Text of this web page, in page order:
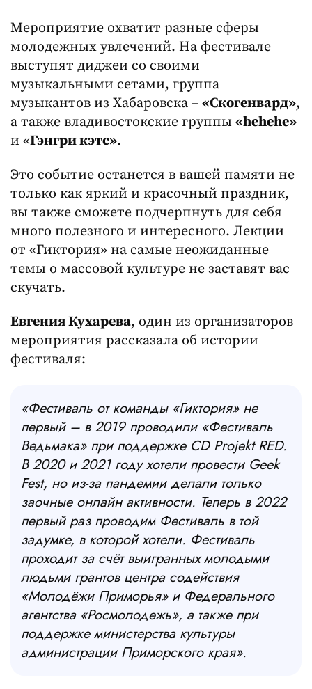
Мероприятие охватит разные сферы
молодежных увлечений. На фестивале
выступят диджеи со своими
музыкальными сетами, группа
музыкантов из Хабаровска – «Скогенвард»,
а также владивостокские группы «hehehe»
и «Гэнгри кэтс».
Это событие останется в вашей памяти не
только как яркий и красочный праздник,
вы также сможете подчерпнуть для себя
много полезного и интересного. Лекции
от «Гиктория» на самые неожиданные
темы о массовой культуре не заставят вас
скучать.
Евгения Кухарева, один из организаторов
мероприятия рассказала об истории
фестиваля:
«Фестиваль от команды «Гиктория» не
первый – в 2019 проводили «Фестиваль
Ведьмака» при поддержке CD Projekt RED.
В 2020 и 2021 году хотели провести Geek
Fest, но из-за пандемии делали только
заочные онлайн активности. Теперь в 2022
первый раз проводим Фестиваль в той
задумке, в которой хотели. Фестиваль
проходит за счёт выигранных молодыми
людьми грантов центра содействия
«Молодёжи Приморья» и Федерального
агентства «Росмолодежь», а также при
поддержке министерства культуры
администрации Приморского края».